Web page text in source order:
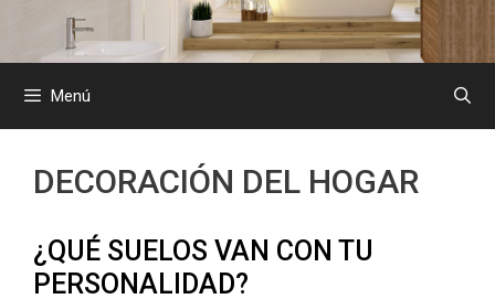
Menú
DECORACIÓN DEL HOGAR
¿QUÉ SUELOS VAN CON TU
PERSONALIDAD?